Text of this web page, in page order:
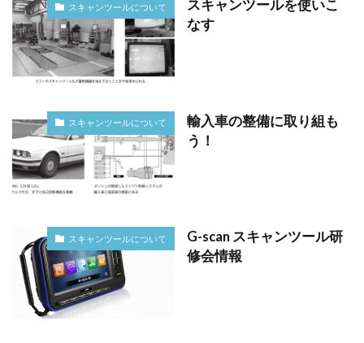
スキャンツールについて
スキャンツールを使いこ
なす
スキャンツールについて
輸入車の整備に取り組も
う！
スキャンツールについて
G-scan スキャンツール研
修会情報